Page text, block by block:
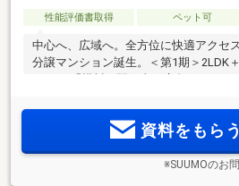
性能評価書取得 ペット可
中心へ、広域へ。全方位に快適アクセ
分譲マンション誕生。＜第1期＞2LDK
～。JR「横川」駅経由、広島バスセン
＜毎日のショッピングに便利＞フレス
に備えた防災倉庫を全邸に完備
資料をもら
※SUUMOのお